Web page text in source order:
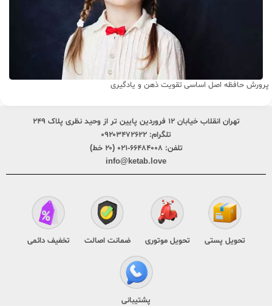
پرورش حافظه اصل اساسی تقویت ذهن و یادگیری
تهران انقلاب خیابان ۱۲ فروردین پایین تر از وحید نظری پلاک ۲۴۹
تلگرام: ۰۹۲۰۳۴۷۲۶۲۲
تلفن: ۶۶۴۸۴۰۰۸-۰۲۱ (۲۰ خط)
info@ketab.love
تحویل پستی تحویل موتوری ضمانت اصالت تخفیف دائمی
پشتیبانی